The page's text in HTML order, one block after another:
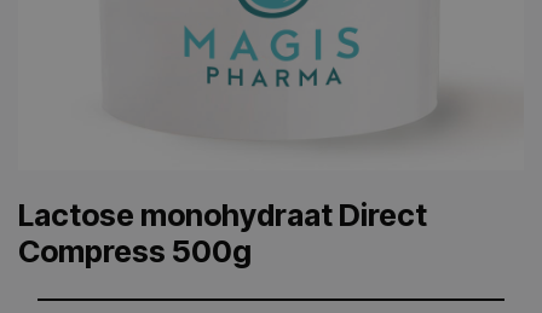
Lactose monohydraat Direct
Compress 500g